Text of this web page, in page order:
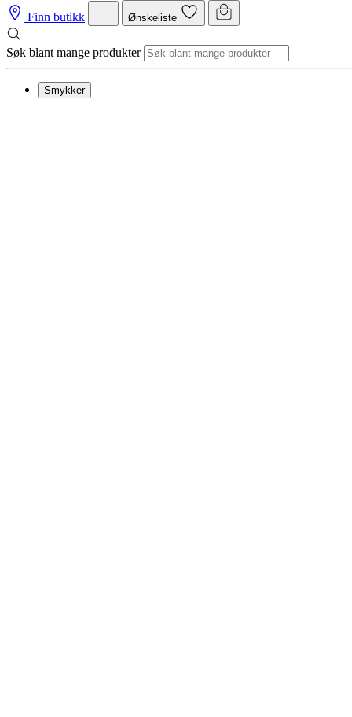
Finn butikk Ønskeliste
Søk blant mange produkter
Smykker